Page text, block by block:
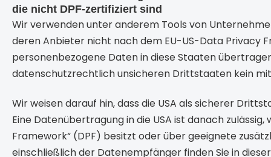
die nicht DPF-zertifiziert sind
Wir verwenden unter anderem Tools von
deren Anbieter nicht nach dem EU-US-Data Privacy
personenbezogene Daten in diese Staaten
datenschutzrechtlich unsicheren Drittstaaten kein
Wir weisen darauf hin, dass die USA als sicherer
Eine Datenübertragung in die USA ist danach
Framework“ (DPF) besitzt oder über geeignete
einschließlich der Datenempfänger finden Sie in